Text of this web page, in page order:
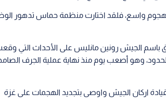
واسع، فلقد اختارت منظمة حماس تدهور
باسم الجيش رونين مانليس على الأحداث التي
اركان الجيش واوصى بتجديد الهجمات على غزة